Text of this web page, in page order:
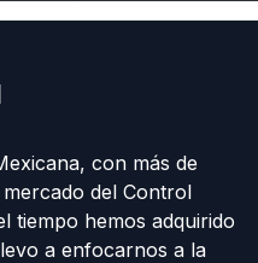
con más de
del Control
tiempo hemos adquirido
a enfocarnos a la